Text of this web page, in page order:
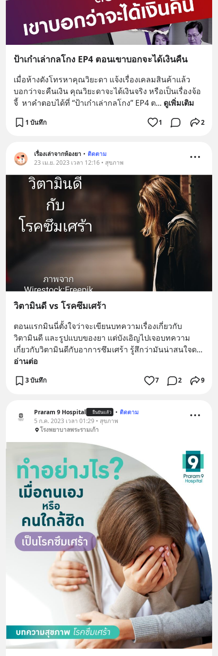
ป้าเก๋าเล่ากลโกง EP4 ตอนเขาบอกจะได้เงินคืน
เมื่อห้างดังโทรหาคุณวิยะดา แจ้งเรื่องเคลมสินค้าแล้ว
บอกว่าจะคืนเงิน คุณวิยะดาจะได้เงินจริง หรือเป็นเรื่องจ้อ
จี้  หาคำตอบได้ที่ “ป้าเก๋าเล่ากลโกง” EP4 ต... ดูเพิ่มเติม
1 บันทึก 1 2
เรื่องเล่าจากห้องยา • ติดตาม
23 เม.ย. 2023 เวลา 12:16 • สุขภาพ
วิตามินดี vs โรคซึมเศร้า
ตอนแรกมินนี่ตั้งใจว่าจะเขียนบทความเรื่องเกี่ยวกับ
วิตามินดี และรูปแบบของยา แต่บังเอิญไปเจอบทความ
เกี่ยวกับวิตามินดีกับอาการซึมเศร้า รู้สึกว่ามันน่าสนใจด
อ่านต่อ
3 บันทึก 7 2 9
Praram 9 Hospital ยืนยันแล้ว • ติดตาม
5 ก.ค. 2023 เวลา 01:29 • สุขภาพ
โรงพยาบาลพระรามเก้า